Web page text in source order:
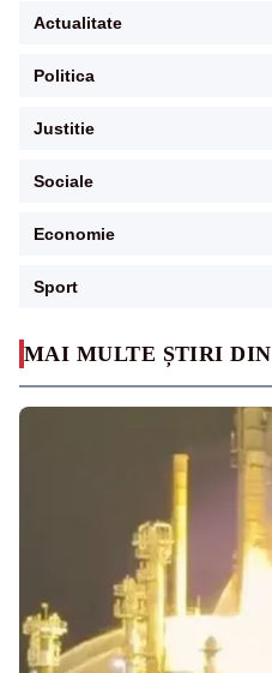
MAI MULTE ȘTIRI DIN
Actualitate
Politica
Justitie
Sociale
Economie
Sport